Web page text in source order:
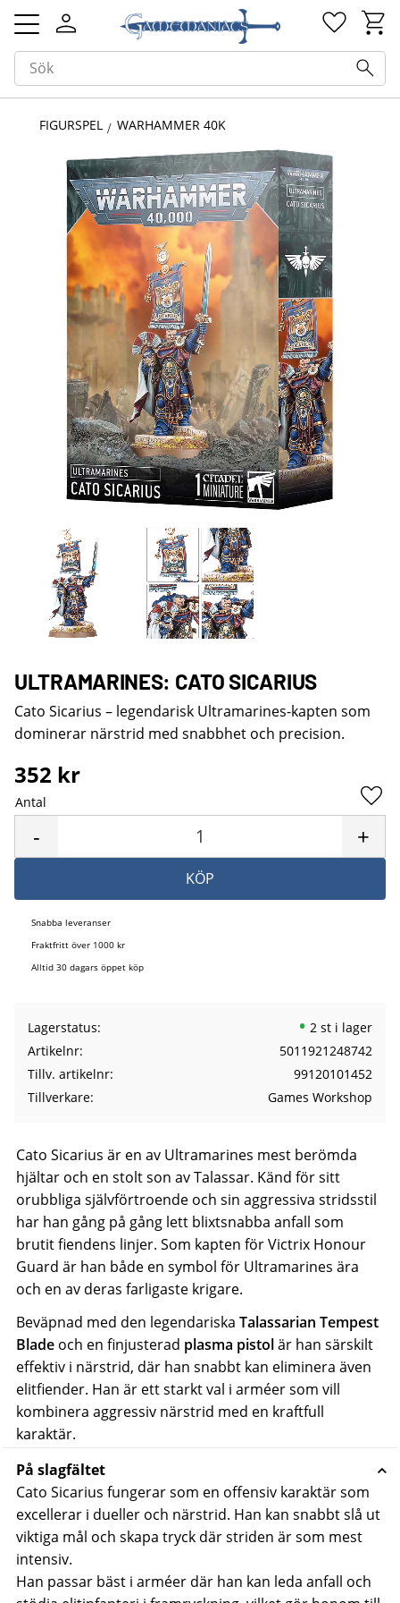
Meny
FIGURSPEL WARHAMMER 40K
ULTRAMARINES: CATO SICARIUS
Cato Sicarius – legendarisk Ultramarines-kapten som
dominerar närstrid med snabbhet och precision.
352 kr
Antal
+
-
KÖP
Snabba leveranser
Fraktfritt över 1000 kr
Alltid 30 dagars öppet köp
Lagerstatus
2 st i lager
Artikelnr
5011921248742
Tillv. artikelnr
99120101452
Tillverkare
Games Workshop
Cato Sicarius är en av Ultramarines mest berömda
hjältar och en stolt son av Talassar. Känd för sitt
orubbliga självförtroende och sin aggressiva stridsstil
har han gång på gång lett blixtsnabba anfall som
brutit fiendens linjer. Som kapten för Victrix Honour
Guard är han både en symbol för Ultramarines ära
och en av deras farligaste krigare.
Beväpnad med den legendariska Talassarian Tempest
Blade och en finjusterad plasma pistolär han särskilt
effektiv i närstrid, där han snabbt kan eliminera även
elitfiender. Han är ett starkt val i arméer som vill
kombinera aggressiv närstrid med en kraftfull
karaktär.
På slagfältet
Cato Sicarius fungerar som en offensiv karaktär som
excellerar i dueller och närstrid. Han kan snabbt slå ut
viktiga mål och skapa tryck där striden är som mest
intensiv.
Han passar bäst i arméer där han kan leda anfall och